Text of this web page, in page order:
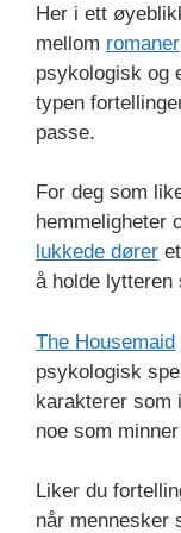
Her i ett
mellom romaner
psykologisk og
typen
passe.
For deg som
hemmeligheter
lukkede dører
å holde lytteren
The Housemaid
psykologisk
karakterer som
noe som
Liker du
når mennesker